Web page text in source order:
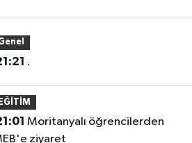
.
EĞİTİM
ziyaret